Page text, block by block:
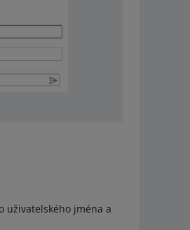
uživatelského jména a